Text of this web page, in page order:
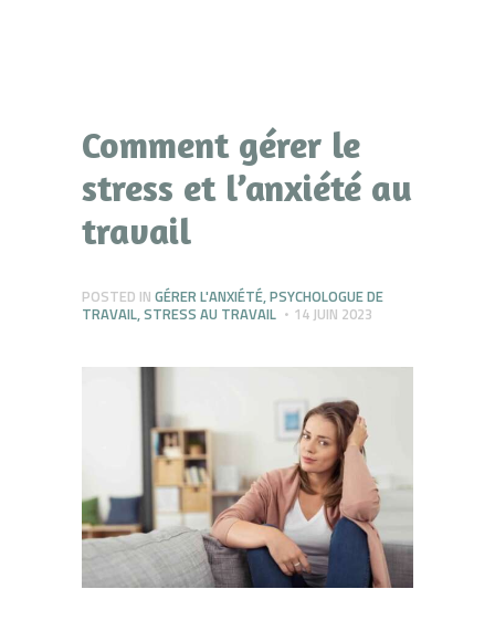
Comment gérer le
stress et l’anxiété au
travail
POSTED IN GÉRER L'ANXIÉTÉ,PSYCHOLOGUE DE
TRAVAIL,STRESS AU TRAVAIL 14 JUIN 2023